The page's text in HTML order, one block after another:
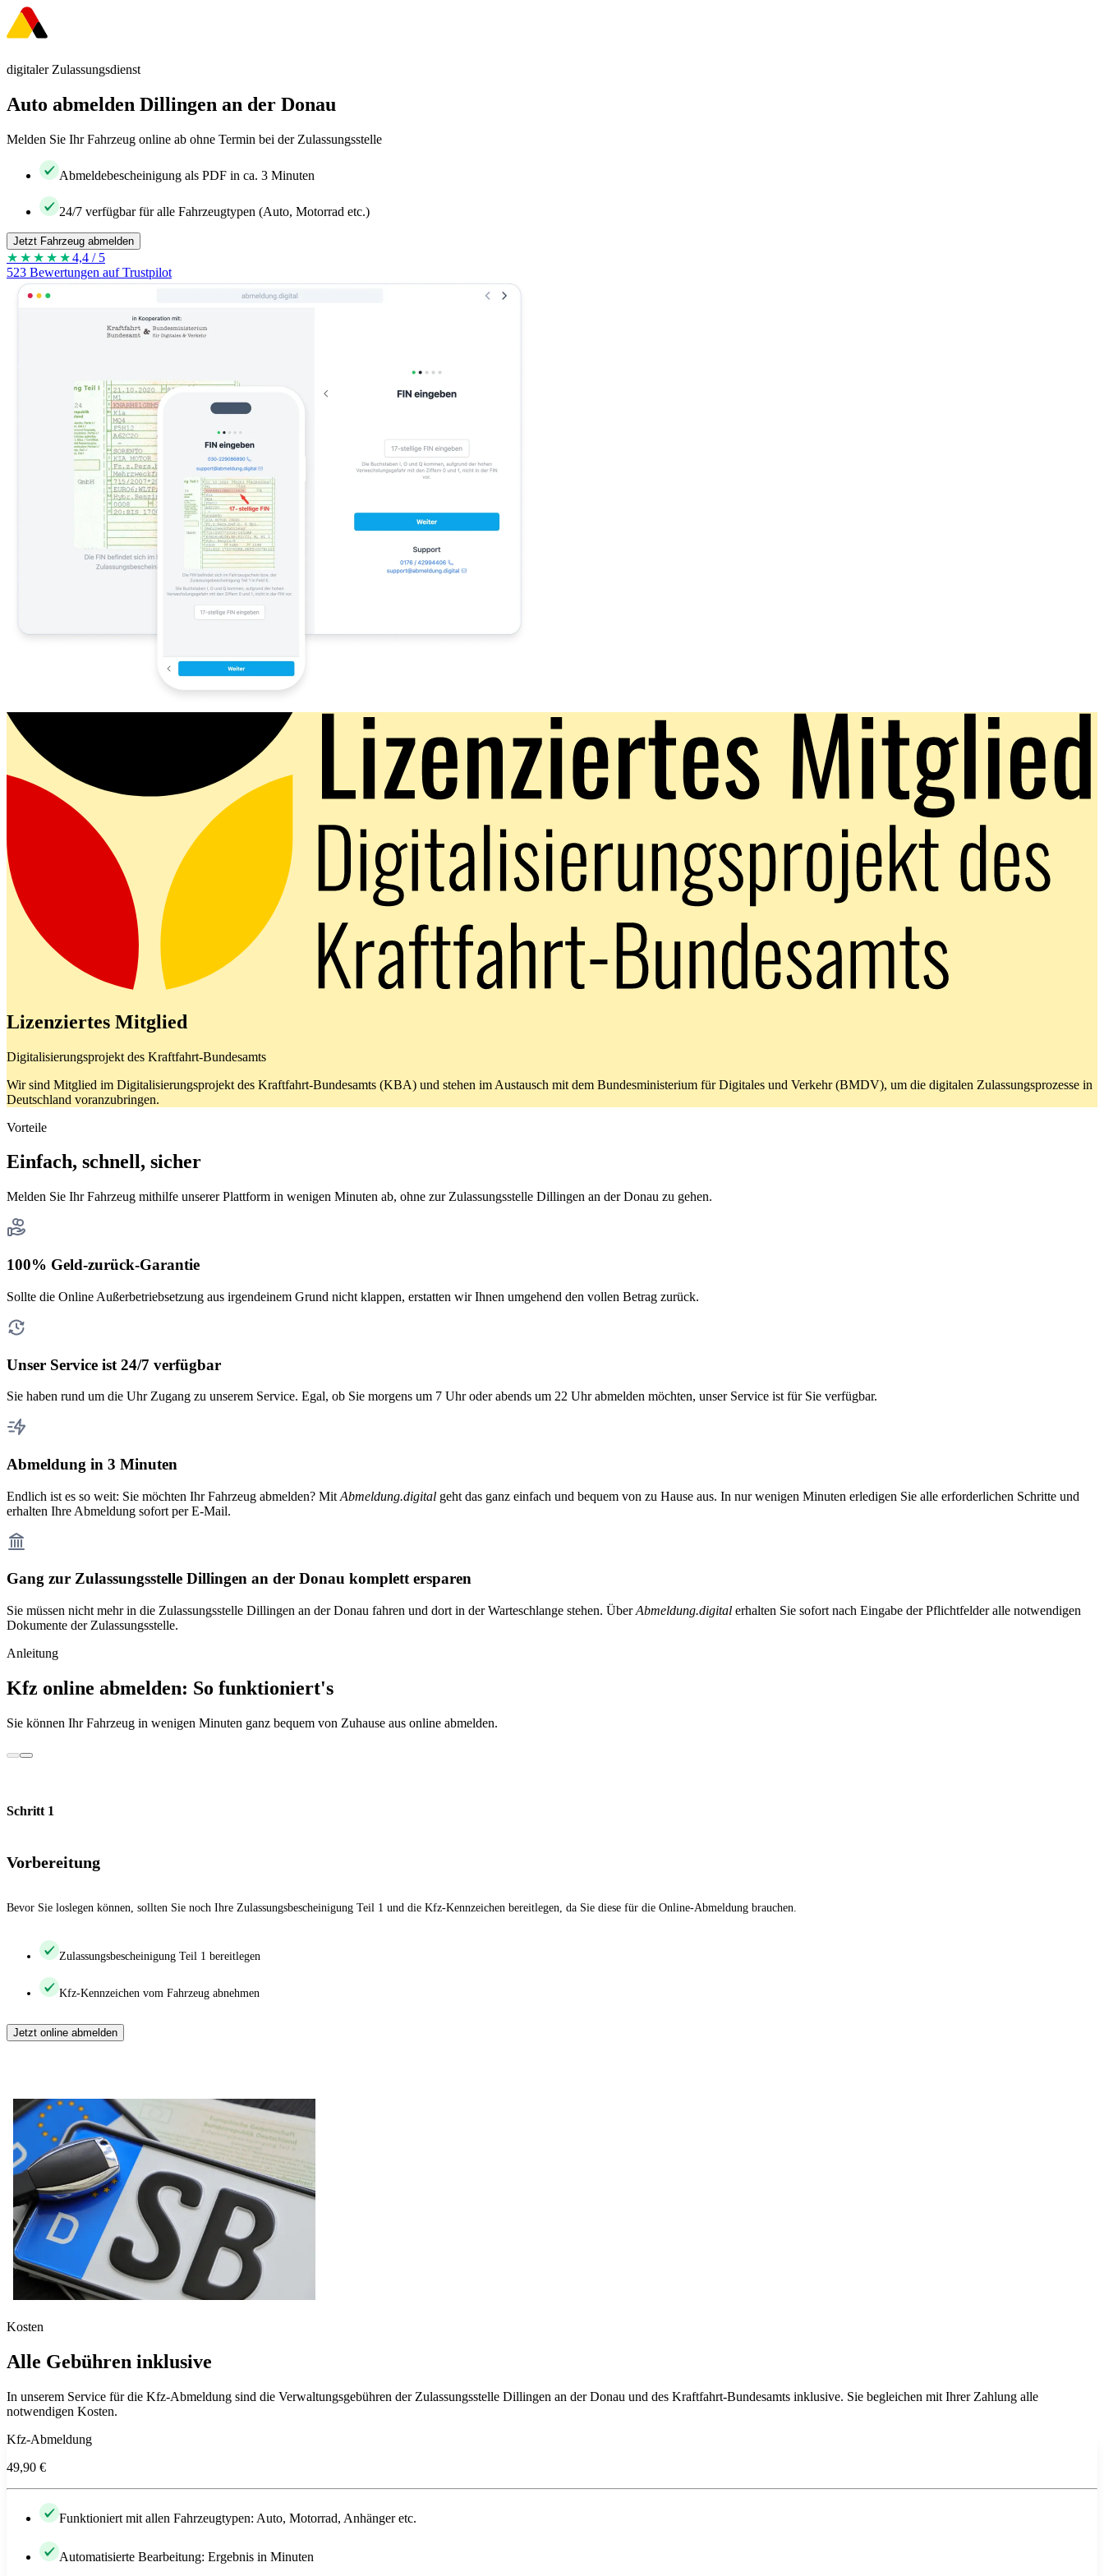
digitaler Zulassungsdienst
Auto abmelden Dillingen an der Donau
Melden Sie Ihr Fahrzeug online ab ohne Termin bei der Zulassungsstelle
Abmeldebescheinigung als PDF in ca. 3 Minuten
24/7 verfügbar für alle Fahrzeugtypen (Auto, Motorrad etc.)
Jetzt Fahrzeug abmelden
★★★★ ★4,4 / 5
523 Bewertungen auf Trustpilot
Lizenziertes Mitglied
Digitalisierungsprojekt des Kraftfahrt-Bundesamts
Wir sind Mitglied im Digitalisierungsprojekt des Kraftfahrt-Bundesamts (KBA) und stehen im Austausch mit dem Bundesministerium für Digitales und Verkehr (BMDV), um die digitalen Zulassungsprozesse in
Deutschland voranzubringen.
Vorteile
Einfach, schnell, sicher
Melden Sie Ihr Fahrzeug mithilfe unserer Plattform in wenigen Minuten ab, ohne zur Zulassungsstelle Dillingen an der Donau zu gehen.
100% Geld-zurück-Garantie
Sollte die Online Außerbetriebsetzung aus irgendeinem Grund nicht klappen, erstatten wir Ihnen umgehend den vollen Betrag zurück.
Unser Service ist 24/7 verfügbar
Sie haben rund um die Uhr Zugang zu unserem Service. Egal, ob Sie morgens um 7 Uhr oder abends um 22 Uhr abmelden möchten, unser Service ist für Sie verfügbar.
Abmeldung in 3 Minuten
Endlich ist es so weit: Sie möchten Ihr Fahrzeug abmelden? Mit Abmeldung.digital geht das ganz einfach und bequem von zu Hause aus. In nur wenigen Minuten erledigen Sie alle erforderlichen Schritte und
erhalten Ihre Abmeldung sofort per E-Mail.
Gang zur Zulassungsstelle Dillingen an der Donau komplett ersparen
Sie müssen nicht mehr in die Zulassungsstelle Dillingen an der Donau fahren und dort in der Warteschlange stehen. ÜberAbmeldung.digital erhalten Sie sofort nach Eingabe der Pflichtfelder alle notwendigen
Dokumente der Zulassungsstelle.
Anleitung
Kfz online abmelden: So funktioniert's
Sie können Ihr Fahrzeug in wenigen Minuten ganz bequem von Zuhause aus online abmelden.
Schritt 1
Vorbereitung
Bevor Sie loslegen können, sollten Sie noch Ihre Zulassungsbescheinigung Teil 1 und die Kfz-Kennzeichen bereitlegen, da Sie diese für die Online-Abmeldung brauchen.
Zulassungsbescheinigung Teil 1 bereitlegen
Kfz-Kennzeichen vom Fahrzeug abnehmen
Jetzt online abmelden
Kosten
Alle Gebühren inklusive
In unserem Service für die Kfz-Abmeldung sind die Verwaltungsgebühren der Zulassungsstelle Dillingen an der Donau und des Kraftfahrt-Bundesamts inklusive. Sie begleichen mit Ihrer Zahlung alle
notwendigen Kosten.
Kfz-Abmeldung
49,90 €
Funktioniert mit allen Fahrzeugtypen: Auto, Motorrad, Anhänger etc.
Automatisierte Bearbeitung: Ergebnis in Minuten